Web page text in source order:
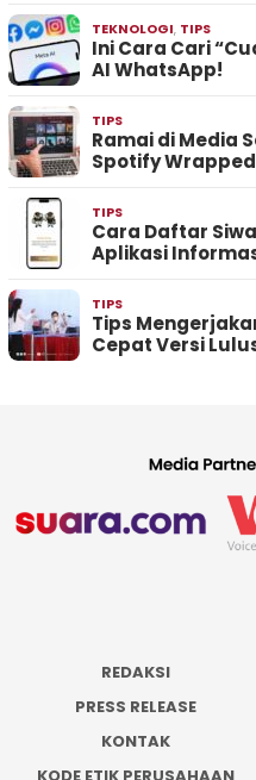
TEKNOLOGI, TIPS
Ini Cara Cari
AI WhatsApp!
TIPS
Ramai di Media
Spotify
TIPS
Cara Daftar
Aplikasi
TIPS
Tips
Cepat Versi
REDAKSI
PRESS RELEASE
KONTAK